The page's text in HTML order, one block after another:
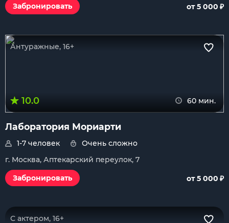
Забронировать
от 5 000 ₽
Антуражные, 16+
10.0 60 мин.
Лаборатория Мориарти
1-7 человек
Очень сложно
г. Москва, Аптекарский переулок, 7
Забронировать
от 5 000 ₽
С актером, 16+